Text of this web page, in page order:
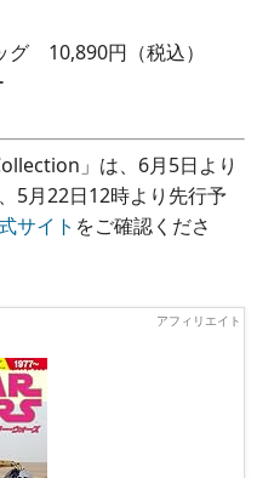
グ 10,890円（税込）
」は、6月5日より
5月22日12時より先行予
サイト をご確認くださ